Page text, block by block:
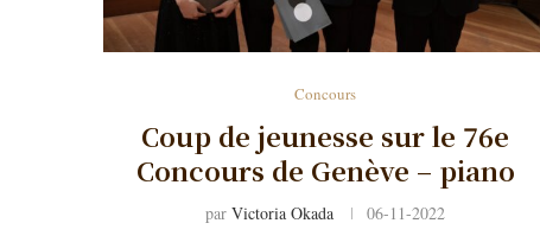
Concours
Coup de jeunesse sur le 76e
Concours de Genève – piano
parVictoria Okada 06-11-2022